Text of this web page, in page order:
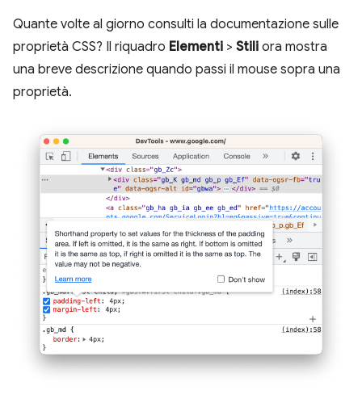
Quante volte al giorno consulti la documentazione sulle
proprietà CSS? Il riquadro Elementi > Stili ora mostra
una breve descrizione quando passi il mouse sopra una
proprietà.